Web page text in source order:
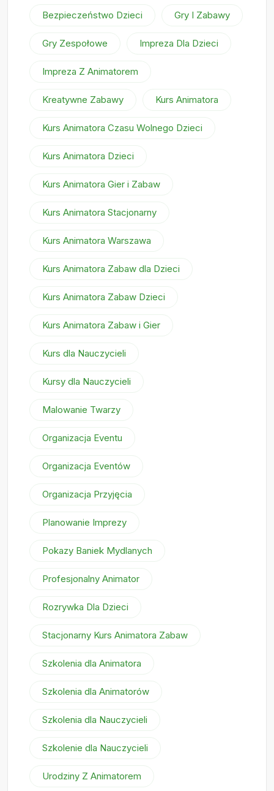
Bezpieczeństwo Dzieci Gry I Zabawy
Gry Zespołowe Impreza Dla Dzieci
Impreza Z Animatorem
Kreatywne Zabawy Kurs Animatora
Kurs Animatora Czasu Wolnego Dzieci
Kurs Animatora Dzieci
Kurs Animatora Gier i Zabaw
Kurs Animatora Stacjonarny
Kurs Animatora Warszawa
Kurs Animatora Zabaw dla Dzieci
Kurs Animatora Zabaw Dzieci
Kurs Animatora Zabaw i Gier
Kurs dla Nauczycieli
Kursy dla Nauczycieli
Malowanie Twarzy
Organizacja Eventu
Organizacja Eventów
Organizacja Przyjęcia
Planowanie Imprezy
Pokazy Baniek Mydlanych
Profesjonalny Animator
Rozrywka Dla Dzieci
Stacjonarny Kurs Animatora Zabaw
Szkolenia dla Animatora
Szkolenia dla Animatorów
Szkolenia dla Nauczycieli
Szkolenie dla Nauczycieli
Urodziny Z Animatorem